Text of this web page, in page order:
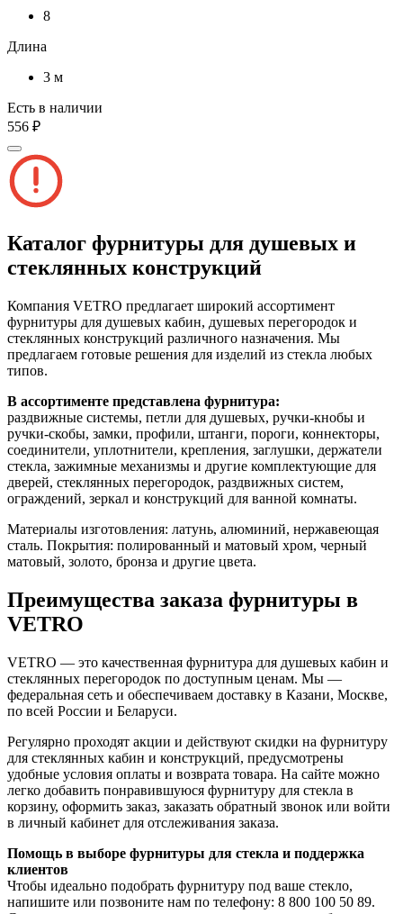
8
Длина
3 м
Есть в наличии
556 ₽
Каталог фурнитуры для душевых и
стеклянных конструкций
Компания VETRO предлагает широкий ассортимент
фурнитуры для душевых кабин, душевых перегородок и
стеклянных конструкций различного назначения. Мы
предлагаем готовые решения для изделий из стекла любых
типов.
В ассортименте представлена фурнитура:
раздвижные системы, петли для душевых, ручки-кнобы и
ручки-скобы, замки, профили, штанги, пороги, коннекторы,
соединители, уплотнители, крепления, заглушки, держатели
стекла, зажимные механизмы и другие комплектующие для
дверей, стеклянных перегородок, раздвижных систем,
ограждений, зеркал и конструкций для ванной комнаты.
Материалы изготовления: латунь, алюминий, нержавеющая
сталь. Покрытия: полированный и матовый хром, черный
матовый, золото, бронза и другие цвета.
Преимущества заказа фурнитуры в
VETRO
VETRO — это качественная фурнитура для душевых кабин и
стеклянных перегородок по доступным ценам. Мы —
федеральная сеть и обеспечиваем доставку в Казани, Москве,
по всей России и Беларуси.
Регулярно проходят акции и действуют скидки на фурнитуру
для стеклянных кабин и конструкций, предусмотрены
удобные условия оплаты и возврата товара. На сайте можно
легко добавить понравившуюся фурнитуру для стекла в
корзину, оформить заказ, заказать обратный звонок или войти
в личный кабинет для отслеживания заказа.
Помощь в выборе фурнитуры для стекла и поддержка
клиентов
Чтобы идеально подобрать фурнитуру под ваше стекло,
напишите или позвоните нам по телефону: 8 800 100 50 89.